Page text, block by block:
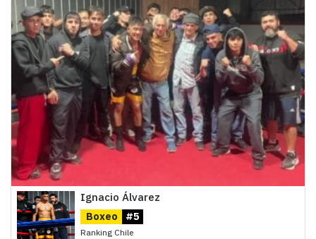
Ignacio Álvarez
Boxeo #5
Ranking Chile